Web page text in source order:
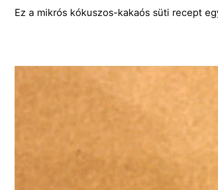
Ez a mikrós kókuszos-kakaós süti recept